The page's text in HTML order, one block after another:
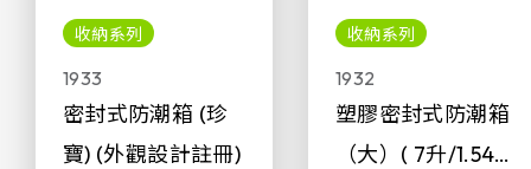
收納系列
1933
密封式防潮箱 (珍
寶) (外觀設計註冊)
收納系列
1932
塑膠密封式防潮箱
（大）( 7升/1.54加